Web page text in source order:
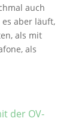
auch
aber läuft,
als mit
als
der OV-